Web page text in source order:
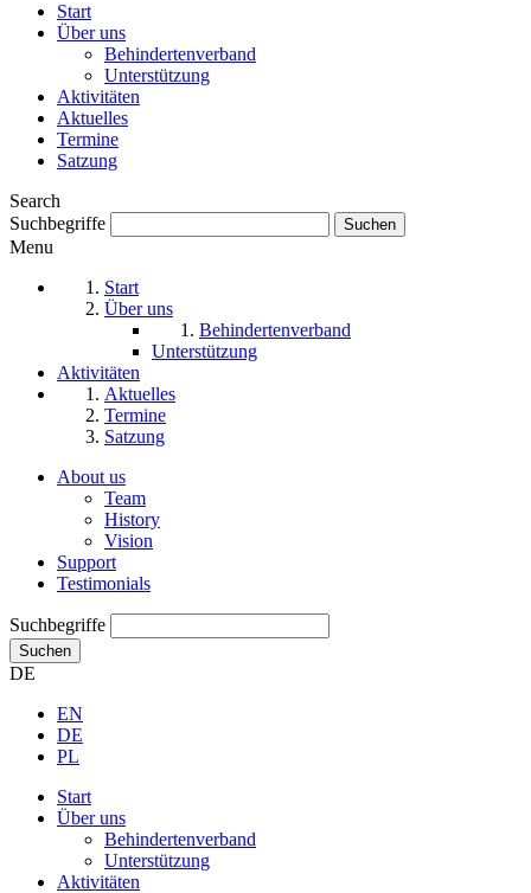
Start
Über uns
Behindertenverband
Unterstützung
Aktivitäten
Aktuelles
Termine
Satzung
Search
Suchbegriffe
Menu
Start
Über uns
Behindertenverband
Unterstützung
Aktivitäten
Aktuelles
Termine
Satzung
About us
Team
History
Vision
Support
Testimonials
Suchbegriffe
Suchen
DE
EN
DE
PL
Start
Über uns
Behindertenverband
Unterstützung
Aktivitäten